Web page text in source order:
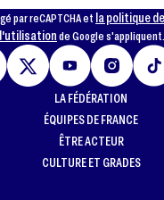
par reCAPTCHA et la politique
de Google s'appliquent.
LA FÉDÉRATION
ÉQUIPES DE FRANCE
ÊTRE ACTEUR
CULTURE ET GRADES